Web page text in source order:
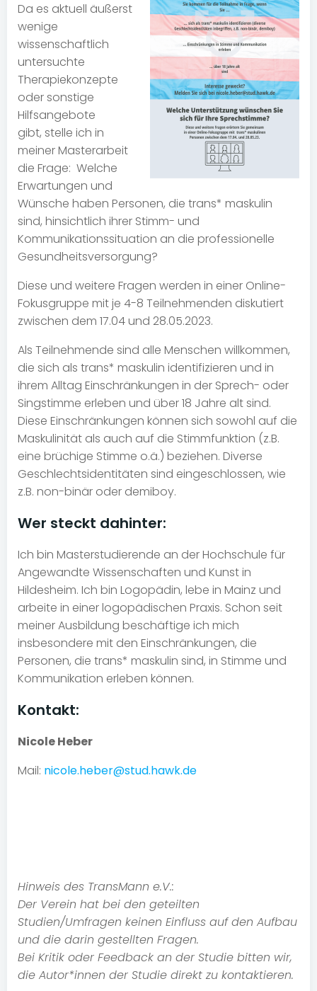
Da es aktuell äußerst
wenige
wissenschaftlich
untersuchte
Therapiekonzepte
oder sonstige
Hilfsangebote
gibt, stelle ich in
meiner Masterarbeit
die Frage: Welche
Erwartungen und
Wünsche haben Personen, die trans* maskulin
sind, hinsichtlich ihrer Stimm- und
Kommunikationssituation an die professionelle
Gesundheitsversorgung?
Diese und weitere Fragen werden in einer Online-
Fokusgruppe mit je 4-8 Teilnehmenden diskutiert
zwischen dem 17.04 und 28.05.2023.
Als Teilnehmende sind alle Menschen willkommen,
die sich als trans* maskulin identifizieren und in
ihrem Alltag Einschränkungen in der Sprech- oder
Singstimme erleben und über 18 Jahre alt sind.
Diese Einschränkungen können sich sowohl auf die
Maskulinität als auch auf die Stimmfunktion (z.B.
eine brüchige Stimme o.ä.) beziehen. Diverse
Geschlechtsidentitäten sind eingeschlossen, wie
z.B. non-binär oder demiboy.
Wer steckt dahinter:
Ich bin Masterstudierende an der Hochschule für
Angewandte Wissenschaften und Kunst in
Hildesheim. Ich bin Logopädin, lebe in Mainz und
arbeite in einer logopädischen Praxis. Schon seit
meiner Ausbildung beschäftige ich mich
insbesondere mit den Einschränkungen, die
Personen, die trans* maskulin sind, in Stimme und
Kommunikation erleben können.
Kontakt:
Nicole Heber
Mail: nicole.heber@stud.hawk.de
Hinweis des TransMann e.V.:
Der Verein hat bei den geteilten
Studien/Umfragen keinen Einfluss auf den Aufbau
und die darin gestellten Fragen.
Bei Kritik oder Feedback an der Studie bitten wir,
die Autor*innen der Studie direkt zu kontaktieren.